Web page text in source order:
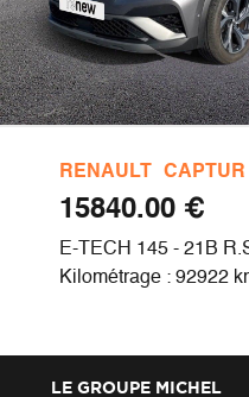
RENAULT CAPTUR
€ 15840.00
E-TECH 145 - 21B
Kilométrage : 92922
LE GROUPE MICHEL